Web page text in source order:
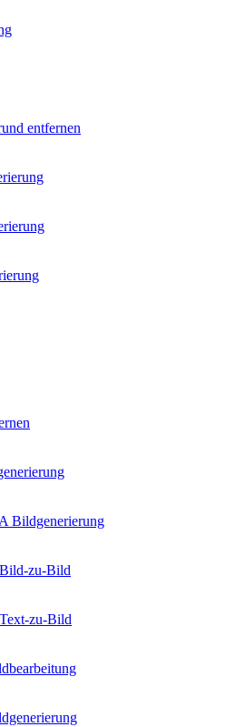
entfernen
Bildgenerierung
zu-Bild
zu-Bild